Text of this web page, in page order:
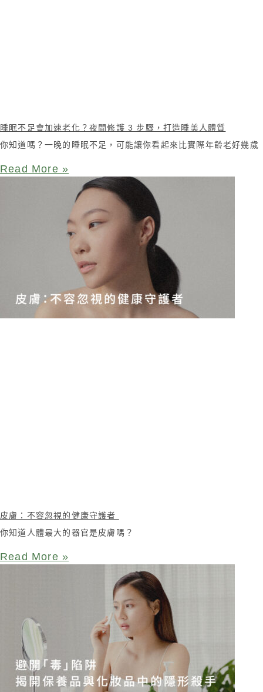
睡眠不足會加速老化？夜間修護 3 步驟，打造睡美人體質
你知道嗎？一晚的睡眠不足，可能讓你看起來比實際年齡老好幾歲
Read More »
皮膚：不容忽視的健康守護者
你知道人體最大的器官是皮膚嗎？
Read More »